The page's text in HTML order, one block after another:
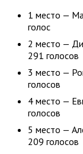
1 место —
голос
2 место —
291 голосов
3 место —
голосов
4 место —
голосов
5 место —
209 голосов